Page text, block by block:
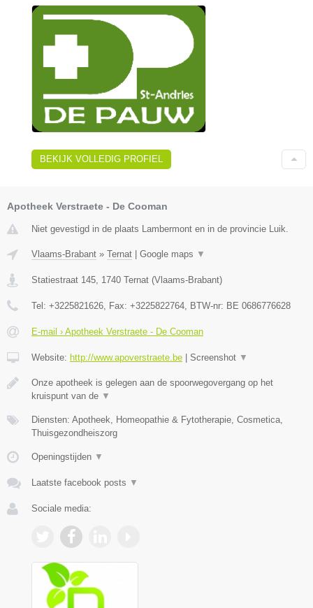
BEKIJK VOLLEDIG PROFIEL
Apotheek Verstraete - De Cooman
Niet gevestigd in de plaats Lambermont en in de provincie Luik.
Vlaams-Brabant » Ternat Google maps ▼
Statiestraat 145, 1740 Ternat (Vlaams-Brabant)
Tel: +3225821626, Fax: +3225822764, BTW-nr: BE 0686776628
E-mail › Apotheek Verstraete - De Cooman
Website: http://www.apoverstraete.be Screenshot ▼
Onze apotheek is gelegen aan de spoorwegovergang op het
kruispunt van de ▼
Diensten: Apotheek, Homeopathie & Fytotherapie, Cosmetica,
Thuisgezondheiszorg
Openingstijden ▼
Laatste facebook posts ▼
Sociale media: